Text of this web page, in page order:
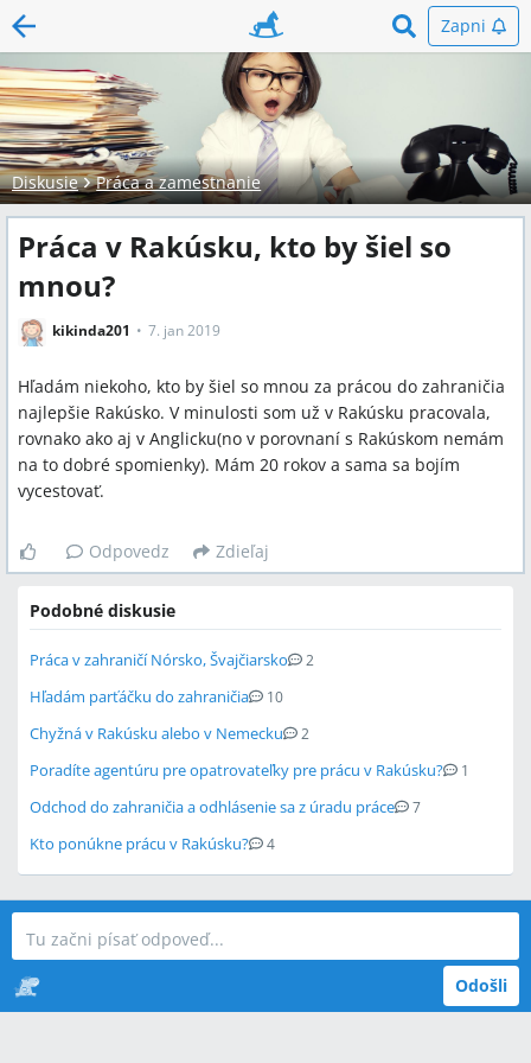
Zapni
Diskusie Práca a zamestnanie
Práca v Rakúsku, kto by šiel so
mnou?
kikinda201 7. jan 2019
Hľadám niekoho, kto by šiel so mnou za prácou do zahraničia
najlepšie Rakúsko. V minulosti som už v Rakúsku pracovala,
rovnako ako aj v Anglicku(no v porovnaní s Rakúskom nemám
na to dobré spomienky). Mám 20 rokov a sama sa bojím
vycestovať.
Odpovedz Zdieľaj
Podobné diskusie
Práca v zahraničí Nórsko, Švajčiarsko 2
Hľadám parťáčku do zahraničia 10
Chyžná v Rakúsku alebo v Nemecku 2
Poradíte agentúru pre opatrovateľky pre prácu v Rakúsku? 1
Odchod do zahraničia a odhlásenie sa z úradu práce 7
Kto ponúkne prácu v Rakúsku? 4
Odošli